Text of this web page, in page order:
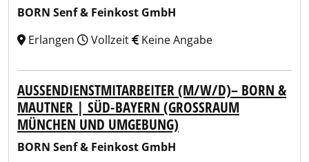
BORN Senf & Feinkost GmbH
Erlangen
Vollzeit Keine Angabe
AUSSENDIENSTMITARBEITER (M/W/D)– BORN & M
AUTNER | SÜD-BAYERN (GROSSRAUM MÜ
NCHEN UND UMGEBUNG)
BORN Senf & Feinkost GmbH